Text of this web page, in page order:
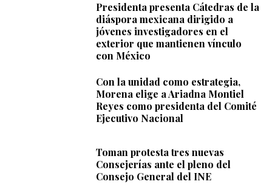
Presidenta presenta Cátedras de la
diáspora mexicana dirigido a
jóvenes investigadores en el
exterior que mantienen vínculo
con México
Con la unidad como estrategia,
Morena elige a Ariadna Montiel
Reyes como presidenta del Comité
Ejecutivo Nacional
Toman protesta tres nuevas
Consejerías ante el pleno del
Consejo General del INE